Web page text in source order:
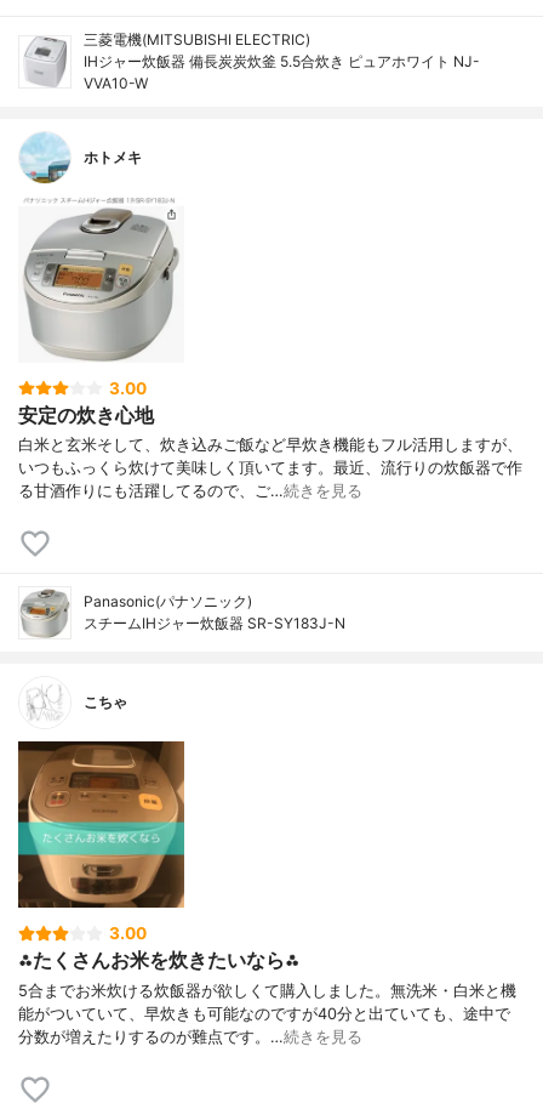
三菱電機(MITSUBISHI ELECTRIC)
IHジャー炊飯器 備長炭炭炊釜 5.5合炊き ピュアホワイト NJ-
VVA10-W
ホトメキ
3.00
安定の炊き心地
白米と玄米そして、炊き込みご飯など早炊き機能もフル活用しますが、
いつもふっくら炊けて美味しく頂いてます。最近、流行りの炊飯器で作
る甘酒作りにも活躍してるので、ご…続きを見る
Panasonic(パナソニック)
スチームIHジャー炊飯器 SR-SY183J-N
こちゃ
3.00
⁂たくさんお米を炊きたいなら⁂
5合までお米炊ける炊飯器が欲しくて購入しました。無洗米・白米と機
能がついていて、早炊きも可能なのですが40分と出ていても、途中で
分数が増えたりするのが難点です。…続きを見る